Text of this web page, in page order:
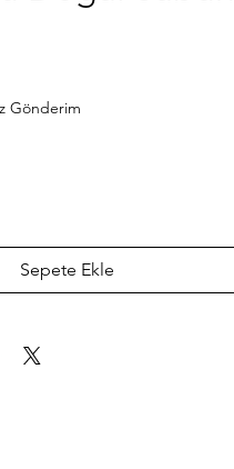
Gönderim
Sepete Ekle